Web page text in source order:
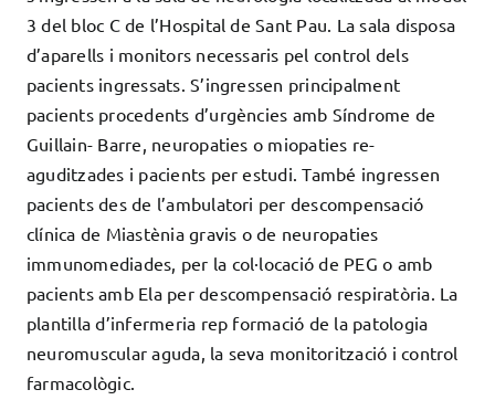
Docència
Serveis
Com col·laborar?
Contacte
3 del bloc C de l’Hospital de Sant Pau. La sala disposa
d’aparells i monitors necessaris pel control dels
pacients ingressats. S’ingressen principalment
pacients procedents d’urgències amb Síndrome de
Guillain- Barre, neuropaties o miopaties re-
aguditzades i pacients per estudi. També ingressen
pacients des de l’ambulatori per descompensació
clínica de Miastènia gravis o de neuropaties
immunomediades, per la col·locació de PEG o amb
pacients amb Ela per descompensació respiratòria. La
plantilla d’infermeria rep formació de la patologia
neuromuscular aguda, la seva monitorització i control
farmacològic.